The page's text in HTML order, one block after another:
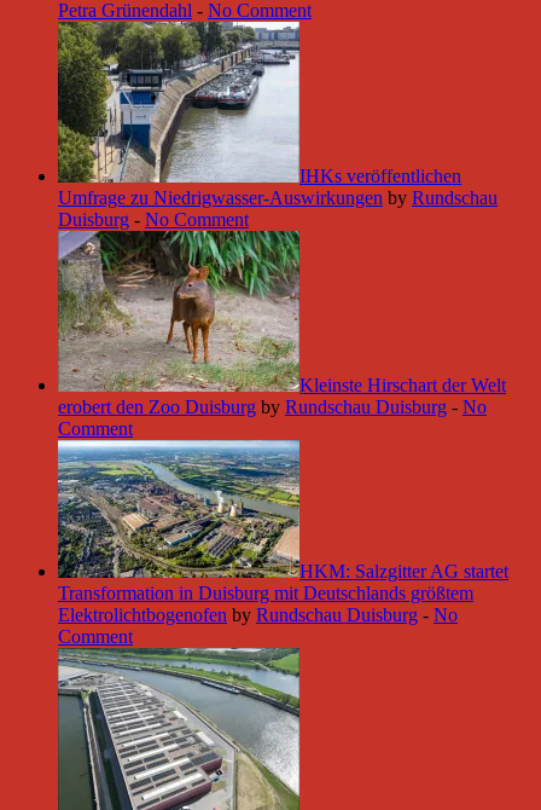
Petra Grünendahl - No Comment
IHKs veröffentlichen
Umfrage zu Niedrigwasser-Auswirkungen by Rundschau
Duisburg - No Comment
Kleinste Hirschart der Welt
erobert den Zoo Duisburg by Rundschau Duisburg - No
Comment
HKM: Salzgitter AG startet
Transformation in Duisburg mit Deutschlands größtem
Elektrolichtbogenofen by Rundschau Duisburg - No
Comment